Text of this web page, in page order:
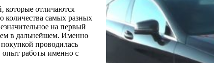
которые отличаются
количества самых разных
на первый
в дальнейшем. Именно
проводилась
опыт работы именно с